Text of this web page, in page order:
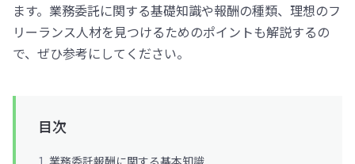
ます。業務委託に関する基礎知識や報酬の種類、理想のフ
リーランス人材を見つけるためのポイントも解説するの
で、ぜひ参考にしてください。
目次